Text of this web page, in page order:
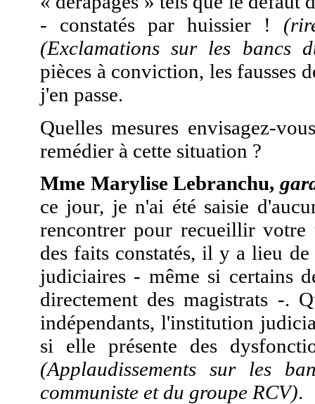
- constatés par huissier !
(Exclamations sur les bancs
pièces à conviction, les fausses
j'en passe.
Quelles mesures envisagez-
remédier à cette situation ?
Mme Marylise Lebranchu,
ce jour, je n'ai été saisie
rencontrer pour recueillir votre
des faits constatés, il y a lieu
judiciaires - même si certains
directement des magistrats -.
indépendants, l'institution
si elle présente des
(Applaudissements sur les
communiste et du groupe RCV).